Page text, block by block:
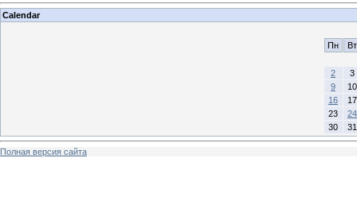
Calendar
Пн Вт
2
3
9
10
16
17
23
24
30
31
Полная версия сайта